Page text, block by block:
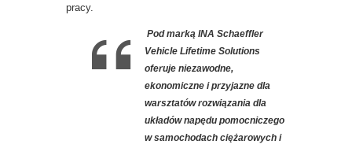
pracy.
Pod marką INA Schaeffler
Vehicle Lifetime Solutions
oferuje niezawodne,
ekonomiczne i przyjazne dla
warsztatów rozwiązania dla
układów napędu pomocniczego
w samochodach ciężarowych i